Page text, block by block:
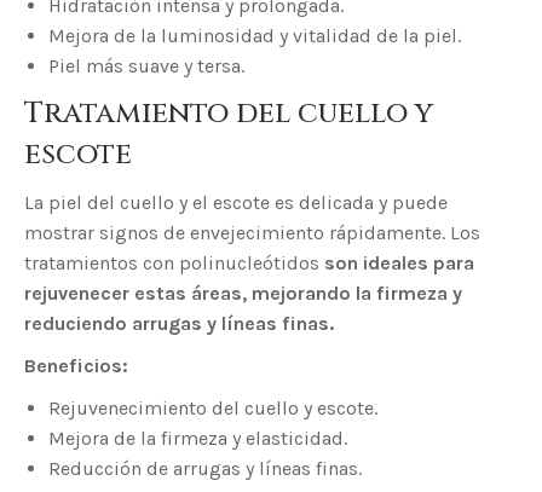
Hidratación intensa y prolongada.
Mejora de la luminosidad y vitalidad de la piel.
Piel más suave y tersa.
Tratamiento del cuello y
escote
La piel del cuello y el escote es delicada y puede
mostrar signos de envejecimiento rápidamente. Los
tratamientos con polinucleótidos son ideales para
rejuvenecer estas áreas, mejorando la firmeza y
reduciendo arrugas y líneas finas.
Beneficios:
Rejuvenecimiento del cuello y escote.
Mejora de la firmeza y elasticidad.
Reducción de arrugas y líneas finas.